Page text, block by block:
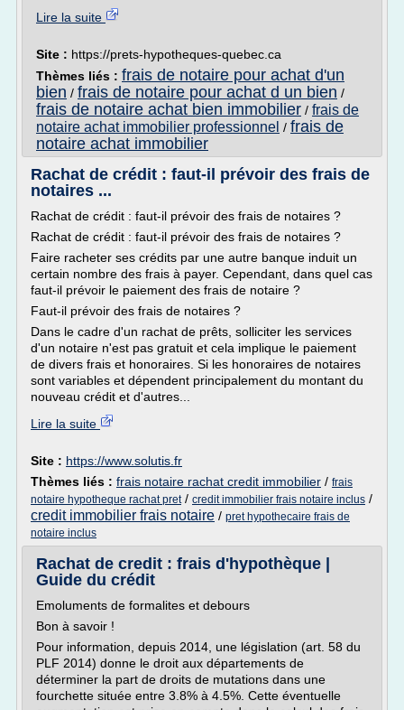
Lire la suite
Site : https://prets-hypotheques-quebec.ca
Thèmes liés : frais de notaire pour achat d'un
bien / frais de notaire pour achat d un bien /
frais de notaire achat bien immobilier / frais de
notaire achat immobilier professionnel / frais de
notaire achat immobilier
Rachat de crédit : faut-il prévoir des frais de
notaires ...
Rachat de crédit : faut-il prévoir des frais de notaires ?
Rachat de crédit : faut-il prévoir des frais de notaires ?
Faire racheter ses crédits par une autre banque induit un
certain nombre des frais à payer. Cependant, dans quel cas
faut-il prévoir le paiement des frais de notaire ?
Faut-il prévoir des frais de notaires ?
Dans le cadre d'un rachat de prêts, solliciter les services
d'un notaire n'est pas gratuit et cela implique le paiement
de divers frais et honoraires. Si les honoraires de notaires
sont variables et dépendent principalement du montant du
nouveau crédit et d'autres...
Lire la suite
Site : https://www.solutis.fr
Thèmes liés : frais notaire rachat credit immobilier / frais
notaire hypotheque rachat pret/ credit immobilier frais notaire inclus /
credit immobilier frais notaire / pret hypothecaire frais de
notaire inclus
Rachat de credit : frais d'hypothèque |
Guide du crédit
Emoluments de formalites et debours
Bon à savoir !
Pour information, depuis 2014, une législation (art. 58 du
PLF 2014) donne le droit aux départements de
déterminer la part de droits de mutations dans une
fourchette située entre 3.8% à 4.5%. Cette éventuelle